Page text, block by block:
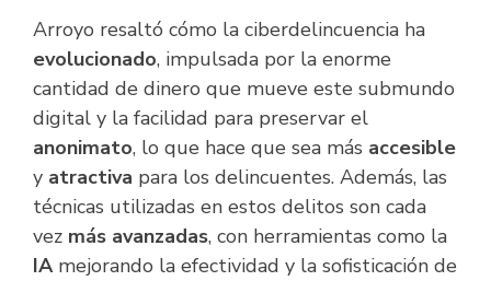
Arroyo resaltó cómo la ciberdelincuencia ha
evolucionado, impulsada por la enorme
cantidad de dinero que mueve este submundo
digital y la facilidad para preservar el
anonimato, lo que hace que sea más accesible
y atractiva para los delincuentes. Además, las
técnicas utilizadas en estos delitos son cada
vez más avanzadas, con herramientas como la
IAmejorando la efectividad y la sofisticación de